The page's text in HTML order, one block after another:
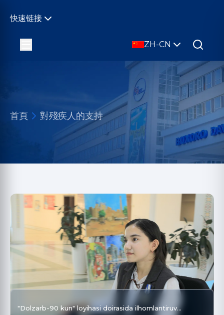
快速链接
ZH-CN
首頁 對殘疾人的支持
"Dolzarb-90 kun" loyihasi doirasida ilhomlantiruv…